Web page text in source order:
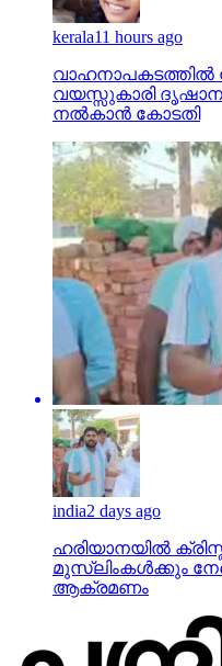
kerala11 hours ago
വാഹനാപകടത്തില്‍
വയസ്സുകാരി
നല്‍കാന്‍ കോടതി
india2 days ago
ഹരിയാനയില്‍
മുസ്‌ലിംകള്‍ക്കും
ആക്രമണം